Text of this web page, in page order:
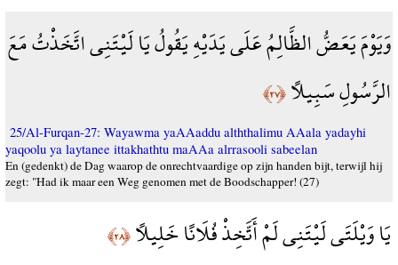
وَيَوْمَ يَعَضُّ الظَّالِمُ عَلَى يَدَيْهِ يَقُولُ يَا لَيْتَنِي اتَّخَذْتُ مَعَ
الرَّسُولِ سَبِيلًا﴿٢٧﴾
25/Al-Furqan-27: Wayawma yaAAaddu alththalimu AAala yadayhi
yaqoolu ya laytanee ittakhathtu maAAa alrrasooli sabeelan
En (gedenkt) de Dag waarop de onrechtvaardige op zijn handen bijt, terwijl hij
zegt: "Had ik maar een Weg genomen met de Boodschapper! (27)
يَا وَيْلَتَى لَيْتَنِي لَمْ أَتَّخِذْ فُلَانًا خَلِيلًا﴿٢٨﴾